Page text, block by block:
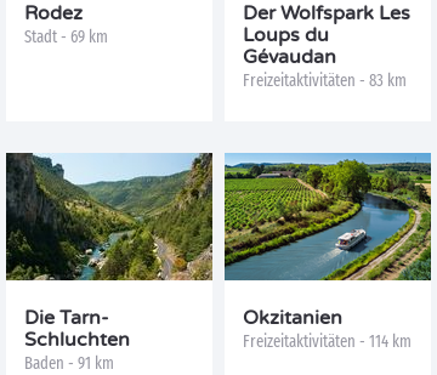
Rodez
Stadt - 69 km
Der Wolfspark Les
Loups du
Gévaudan
Freizeitaktivitäten - 83 km
Die Tarn-
Schluchten
Baden - 91 km
Okzitanien
Freizeitaktivitäten - 114 km